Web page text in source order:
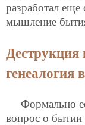
разработал еще
мышление
Деструкция
генеалогия
Формально
вопрос о бытии